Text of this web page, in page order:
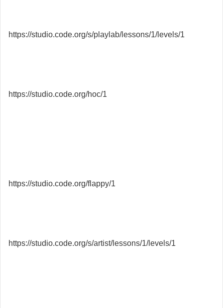
https://studio.code.org/s/playlab/lessons/1/levels/1
https://studio.code.org/hoc/1
https://studio.code.org/flappy/1
https://studio.code.org/s/artist/lessons/1/levels/1